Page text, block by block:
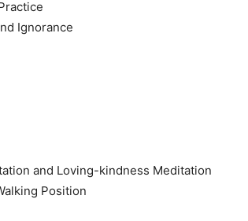
Ignorance
and Loving-kindness Meditation
Position